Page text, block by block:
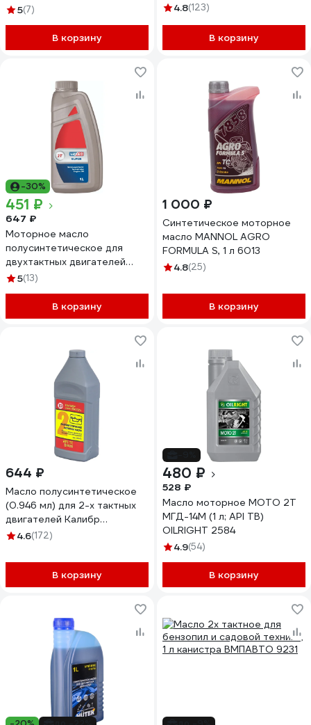
5(7)
В корзину
4.8(123)
В корзину
-30%
451 ₽
647 ₽
Моторное масло
полусинтетическое для
двухтактных двигателей
Супер 2Т 1 л LUXE 582
5(13)
В корзину
1 000 ₽
Синтетическое моторное
масло MANNOL AGRO
FORMULA S, 1 л 6013
4.8(25)
В корзину
644 ₽
Масло полусинтетическое
(0.946 мл) для 2-х тактных
двигателей Калибр
00000032441
4.6(172)
В корзину
480 ₽
528 ₽
Масло моторное МОТО 2Т
МГД-14М (1 л; API TB)
OILRIGHT 2584
4.9(54)
В корзину